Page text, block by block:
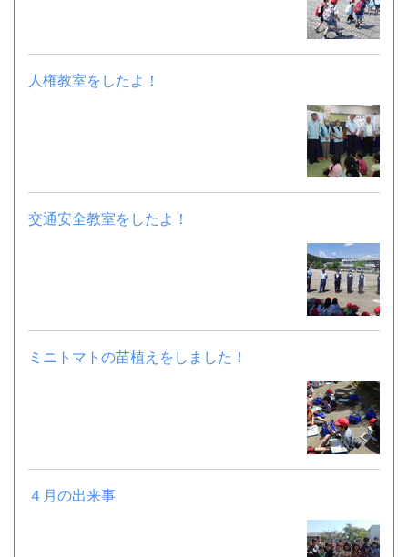
人権教室をしたよ！
交通安全教室をしたよ！
ミニトマトの苗植えをしました！
４月の出来事